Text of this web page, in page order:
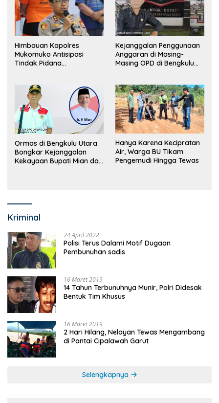
Himbauan Kapolres
Mukomuko Antisipasi
Tindak Pidana
Kejanggalan Penggunaan
Anggaran di Masing-
Masing OPD di Bengkulu
Ormas di Bengkulu Utara
Bongkar Kejanggalan
Kekayaan Bupati Mian dan
Hanya Karena Kecipratan
Air, Warga BU Tikam
Pengemudi Hingga Tewas
Kriminal
24 April 2022
Polisi Terus Dalami Motif Dugaan
Pembunuhan sadis
16 Maret 2019
14 Tahun Terbunuhnya Munir, Polri Didesak
Bentuk Tim Khusus
16 Maret 2019
2 Hari Hilang, Nelayan Tewas Mengambang
di Pantai Cipalawah Garut
Selengkapnya